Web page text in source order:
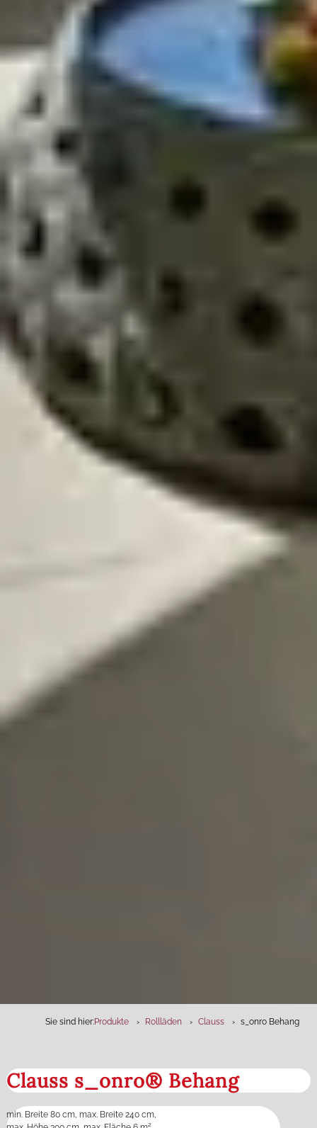
Sie sind hier:Produkte Rollläden Clauss s_onro Behang
Clauss s_onro® Behang
min. Breite 80 cm, max. Breite 240 cm,